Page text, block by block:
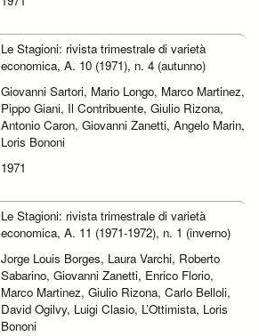
Le Stagioni: rivista trimestrale di varietà
economica, A. 10 (1971), n. 4 (autunno)
Giovanni Sartori, Mario Longo, Marco Martinez,
Pippo Giani, Il Contribuente, Giulio Rizona,
Antonio Caron, Giovanni Zanetti, Angelo Marin,
Loris Bononi
1971
Le Stagioni: rivista trimestrale di varietà
economica, A. 11 (1971-1972), n. 1 (inverno)
Jorge Louis Borges, Laura Varchi, Roberto
Sabarino, Giovanni Zanetti, Enrico Florio,
Marco Martinez, Giulio Rizona, Carlo Belloli,
David Ogilvy, Luigi Clasio, L’Ottimista, Loris
Bononi